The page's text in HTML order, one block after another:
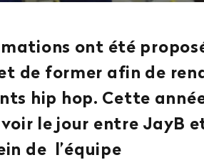
ont été
de former afin de
hip hop. Cette
le jour entre JayB
de l’équipe